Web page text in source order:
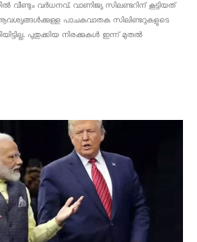
വീണ്ടും വർധനവ്. വാണിജ്യ സിലണ്ടറിന് കൂട്ടിയത്
പാചകവാതക സിലിണ്ടറുകളുടെ
പുതുക്കിയ നിരക്കുകൾ ഇന്ന് മുതൽ